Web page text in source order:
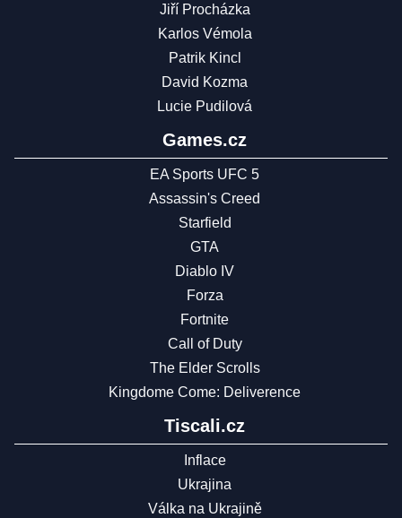
Jiří Procházka
Karlos Vémola
Patrik Kincl
David Kozma
Lucie Pudilová
Games.cz
EA Sports UFC 5
Assassin's Creed
Starfield
GTA
Diablo IV
Forza
Fortnite
Call of Duty
The Elder Scrolls
Kingdome Come: Deliverence
Tiscali.cz
Inflace
Ukrajina
Válka na Ukrajině